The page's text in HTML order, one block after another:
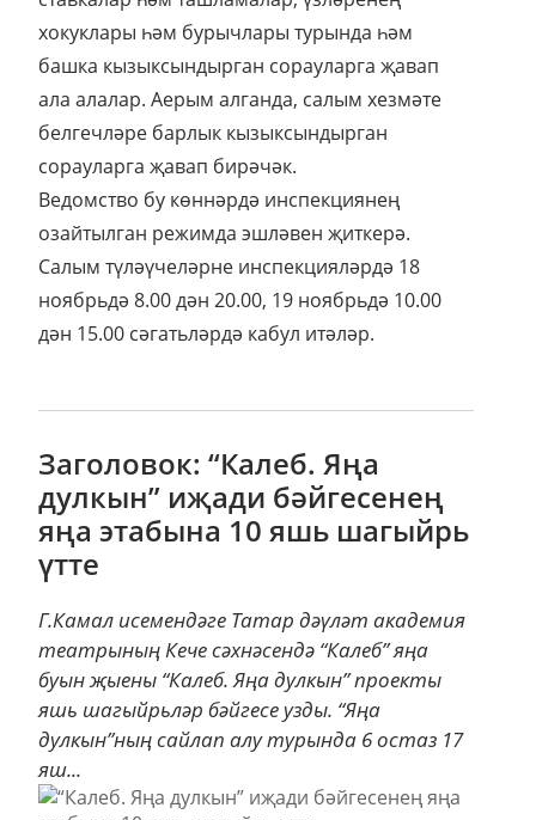
хокуклары һәм бурычлары турында һәм
башка кызыксындырган сорауларга җавап
ала алалар. Аерым алганда, салым хезмәте
белгечләре барлык кызыксындырган
сорауларга җавап бирәчәк.
Ведомство бу көннәрдә инспекциянең
озайтылган режимда эшләвен җиткерә.
Салым түләүчеләрне инспекцияләрдә 18
ноябрьдә 8.00 дән 20.00, 19 ноябрьдә 10.00
дән 15.00 сәгатьләрдә кабул итәләр.
Заголовок: “Калеб. Яңа
дулкын” иҗади бәйгесенең
яңа этабына 10 яшь шагыйрь
үтте
Г.Камал исемендәге Татар дәүләт академия
театрының Кече сәхнәсендә “Калеб” яңа
буын җыены “Калеб. Яңа дулкын” проекты
яшь шагыйрьләр бәйгесе узды. “Яңа
дулкын”ның сайлап алу турында 6 остаз 17
яш...